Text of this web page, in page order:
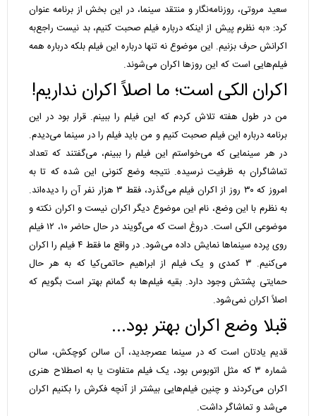
سعید مروتی، روزنامه‌نگار و منتقد سینما، در این بخش از برنامه عنوان
کرد: «به نظرم پیش از اینکه درباره فیلم صحبت کنیم، بد نیست راجع‌به
اکرانش حرف بزنیم. این موضوع نه تنها درباره این فیلم بلکه درباره همه
فیلم‌هایی است که این روزها اکران می‌شوند.
اکران الکی است؛ ما اصلاً اکران نداریم!
من در طول هفته تلاش کردم که این فیلم را ببینم. قرار بود در این
برنامه درباره این فیلم صحبت کنیم و من باید فیلم را در سینما می‌دیدم.
در هر سینمایی که می‌خواستم این فیلم را ببینم، می‌گفتند که تعداد
تماشاگران به ظرفیت نرسیده. نتیجه وضع کنونی این شده که تا به
امروز که ۳۰ روز از اکران فیلم می‌گذرد، فقط ۳ هزار نفر آن را دیده‌اند.
به نظرم با این وضع، نام این موضوع دیگر اکران نیست و اکران نکته و
موضوعی الکی است. دروغ است که می‌گویند در حال حاضر ۱۰، ۱۲ فیلم
روی پرده سینماها نمایش داده می‌شود. در واقع ما فقط ۴ فیلم را اکران
می‌کنیم. ۳ کمدی و یک فیلم از ابراهیم حاتمی‌کیا که به هر حال
حمایتی پشتش وجود دارد. بقیه فیلم‌ها به گمانم بهتر است بگویم که
اصلاً اکران نمی‌شود.
قبلا وضع اکران بهتر بود...
قدیم یادتان است که در سینما عصرجدید، آن سالن کوچکش، سالن
شماره ۳ که مثل اتوبوس بود، یک فیلم متفاوت یا به اصطلاح هنری
اکران می‌کردند و چنین فیلم‌هایی بیشتر از آنچه فکرش را بکنیم اکران
می‌شد و تماشاگر داشت.